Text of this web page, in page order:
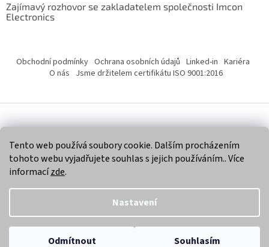
Tento web používá soubory cookie. Dalším procházením
tohoto webu vyjadřujete souhlas s jejich používáním.. Více
informacízde.
Nastavení
Odmítnout Souhlasím
Zajímavý rozhovor se zakladatelem společnosti Imcon
Electronics
Obchodní podmínky Ochrana osobních údajů Linked-in Kariéra
O nás Jsme držitelem certifikátu ISO 9001:2016
Copyright 2026